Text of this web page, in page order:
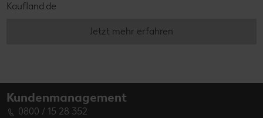
Kaufland.de
Jetzt mehr erfahren
Kundenmanagement
0800 / 15 28 352